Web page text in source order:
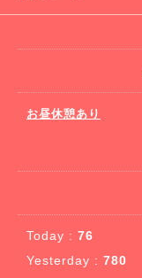
お昼休憩あり
Today : 76
Yesterday : 780